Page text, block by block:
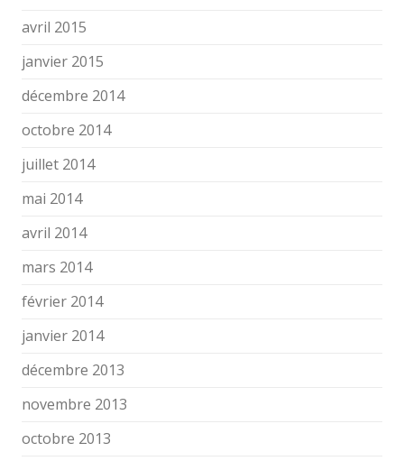
avril 2015
janvier 2015
décembre 2014
octobre 2014
juillet 2014
mai 2014
avril 2014
mars 2014
février 2014
janvier 2014
décembre 2013
novembre 2013
octobre 2013